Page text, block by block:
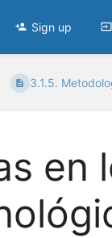
Sign up
3.1.5.
en